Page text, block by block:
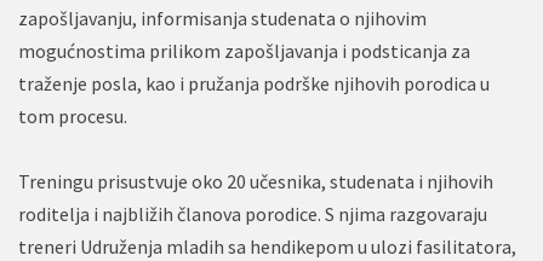
zapošljavanju, informisanja studenata o njihovim
mogućnostima prilikom zapošljavanja i podsticanja za
traženje posla, kao i pružanja podrške njihovih porodica u
tom procesu.
Treningu prisustvuje oko 20 učesnika, studenata i njihovih
roditelja i najbližih članova porodice. S njima razgovaraju
treneri Udruženja mladih sa hendikepom u ulozi fasilitatora,